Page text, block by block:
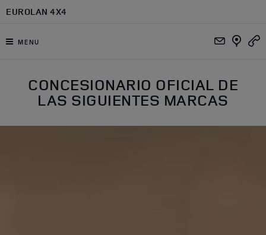
Ir al contenido principal
EUROLAN 4X4
MENU
CONCESIONARIO OFICIAL DE
LAS SIGUIENTES MARCAS